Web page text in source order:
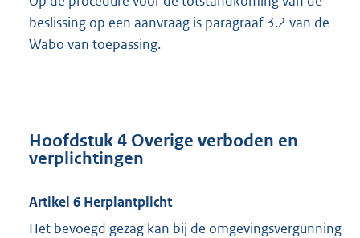
beslissing op een aanvraag is paragraaf 3.2 van de
Wabo van toepassing.
Hoofdstuk 4 Overige verboden en
verplichtingen
Artikel 6 Herplantplicht
Het bevoegd gezag kan bij de omgevingsvergunning